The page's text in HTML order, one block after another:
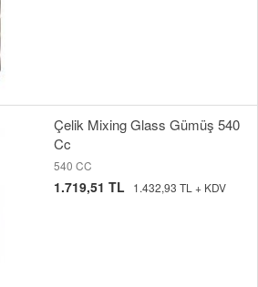
Çelik Mixing Glass Gümüş 540
Cc
540 CC
1.719,51 TL 1.432,93 TL + KDV